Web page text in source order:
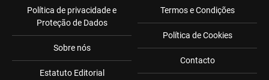
Política de privacidade e
Proteção de Dados
Sobre nós
Estatuto Editorial
Termos e Condições
Política de Cookies
Contacto